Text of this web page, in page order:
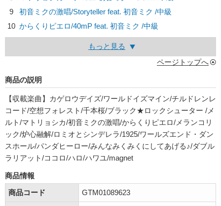
9
初音ミクの激唱/Storyteller feat. 初音ミク /中級
10 からくりピエロ/40mP feat. 初音ミク /中級
もっと見る
ページトップへ
商品の説明
【収載楽曲】カゲロウデイズ/ワールドイズマイン/チルドレンレ
コード/空想フォレスト/千本桜/ブラック★ロックシューター /メ
ルト/マトリョシカ/初音ミクの激唱/からくりピエロ/メランコリ
ック/炉心融解/ロミオとシンデレラ/1925/ワールズエンド・ダン
スホール/パンダヒーロー/みんなみくみくにしてあげる♪/ダブル
ラリアット/ココロ/ハロ/ハワユ/magnet
商品情報
商品コード
GTM01089623